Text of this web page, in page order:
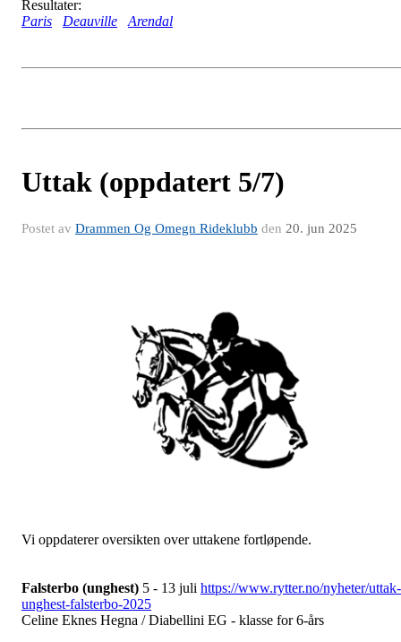
Resultater:
Paris
Deauville Arendal
Uttak (oppdatert 5/7)
Postet av Drammen Og Omegn Rideklubb den 20. jun 2025
Vi oppdaterer oversikten over uttakene fortløpende.
Falsterbo (unghest) 5 - 13 juli https://www.rytter.no/nyheter/uttak-
unghest-falsterbo-2025
Celine Eknes Hegna / Diabellini EG - klasse for 6-års